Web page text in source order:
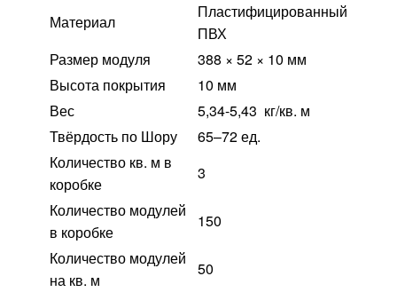
Материал
Пластифицированный
ПВХ
Размер модуля
388 × 52 × 10 мм
Высота покрытия
10 мм
Вес
5,34-5,43 кг/кв. м
Твёрдость по Шору
65–72 ед.
Количество кв. м в
коробке
3
Количество модулей
в коробке
150
Количество модулей
на кв. м
50